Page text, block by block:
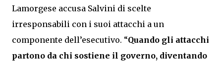
Lamorgese accusa Salvini di scelte
irresponsabili con i suoi attacchi a un
componente dell’esecutivo. “Quando gli attacchi
partono da chi sostiene il governo, diventando